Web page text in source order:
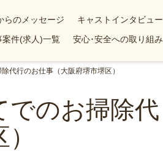
らのメッセージ
キャストインタビュー
案件(求人)一覧 安心･安全への取り組み
代行のお仕事（大阪府堺市堺区）
でのお掃除代